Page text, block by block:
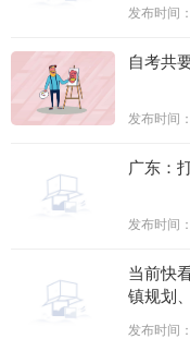
发布时间
自考共
发布时间
广东：
发布时间
当前快
镇规划
发布时间